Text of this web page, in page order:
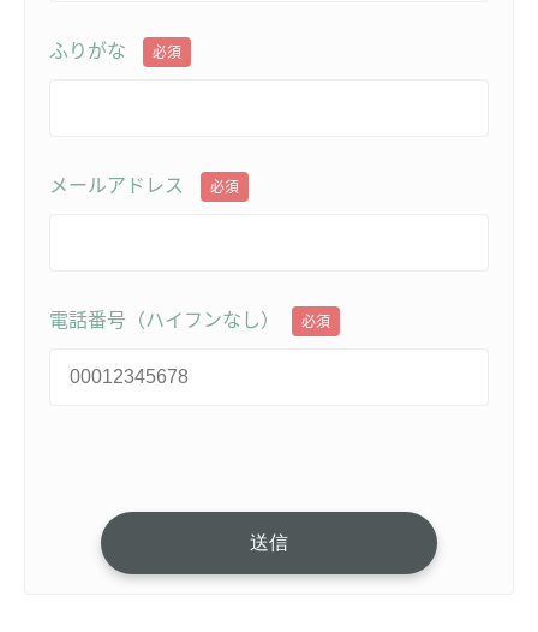
ふりがな 必須
メールアドレス 必須
電話番号（ハイフンなし） 必須